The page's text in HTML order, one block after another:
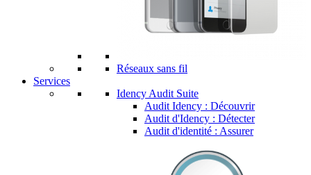
Réseaux sans fil
Services
Idency Audit Suite
Audit Idency : Découvrir
Audit d'Idency : Détecter
Audit d'identité : Assurer